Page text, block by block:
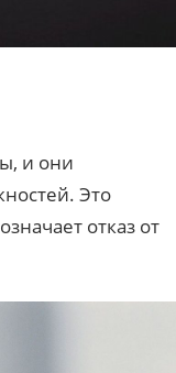
и они
Это
отказ от